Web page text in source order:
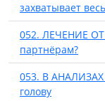
захватывает
052. ЛЕЧЕНИЕ
партнёрам?
053. В АНАЛИЗАХ
голову